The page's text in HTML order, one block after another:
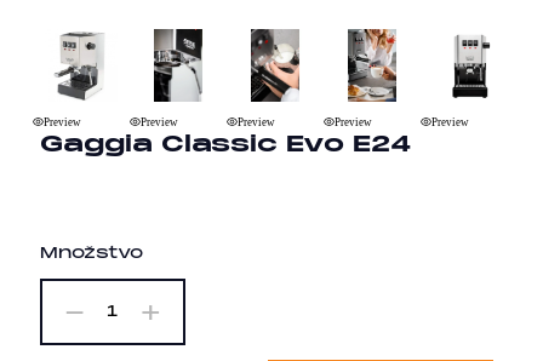
Preview Preview Preview Preview Preview
Gaggia Classic Evo E24
Množstvo
- 1 +